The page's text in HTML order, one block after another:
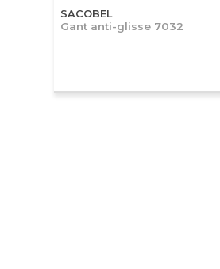
SACOBEL
Gant anti-glisse 7032